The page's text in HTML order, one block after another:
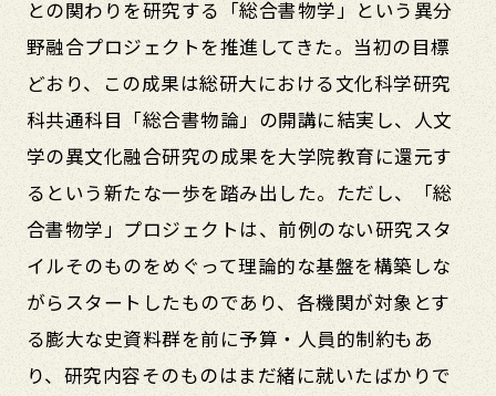
との関わりを研究する「総合書物学」という異分
野融合プロジェクトを推進してきた。当初の目標
どおり、この成果は総研大における文化科学研究
科共通科目「総合書物論」の開講に結実し、人文
学の異文化融合研究の成果を大学院教育に還元す
るという新たな一歩を踏み出した。ただし、「総
合書物学」プロジェクトは、前例のない研究スタ
イルそのものをめぐって理論的な基盤を構築しな
がらスタートしたものであり、各機関が対象とす
る膨大な史資料群を前に予算・人員的制約もあ
り、研究内容そのものはまだ緒に就いたばかりで